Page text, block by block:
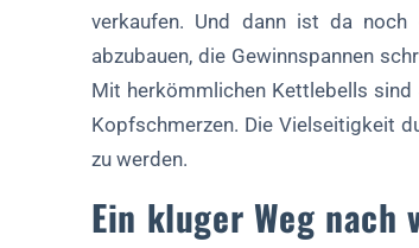
verkaufen. Und dann ist da
abzubauen, die Gewinnspannen
Mit herkömmlichen Kettlebells sind
Kopfschmerzen. Die Vielseitigkeit
zu werden.
Ein kluger Weg nach